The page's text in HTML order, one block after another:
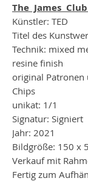
The James Club
Künstler: TED
Titel des
Technik: mixed
resine finish
original Patronen
Chips
unikat: 1/1
Signatur: Signiert
Jahr: 2021
Bildgröße: 150 x
Verkauf mit
Fertig zum